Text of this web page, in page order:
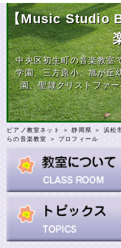
【Music Studio
中央区初生町の音楽教室
学園、三方原小、旭が丘
園、聖隷クリストファ
ピアノ教室ネット ＞静岡県 ＞ 浜松
らの音楽教室
＞ プロフィール